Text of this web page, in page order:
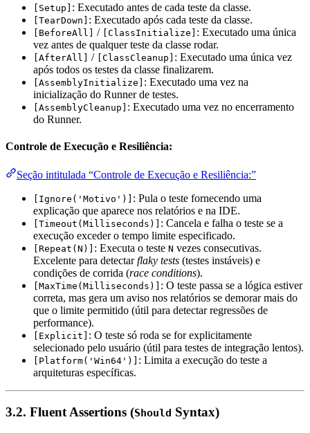
[Setup] : Executado antes de cada teste da classe.
[TearDown] : Executado após cada teste da classe.
[BeforeAll] / [ClassInitialize] : Executado uma única
vez antes de qualquer teste da classe rodar.
[AfterAll] / [ClassCleanup] : Executado uma única vez
após todos os testes da classe finalizarem.
[AssemblyInitialize] : Executado uma vez na
inicialização do Runner de testes.
[AssemblyCleanup] : Executado uma vez no encerramento
do Runner.
Controle de Execução e Resiliência:
Seção intitulada “Controle de Execução e Resiliência:”
[Ignore('Motivo')] : Pula o teste fornecendo uma
explicação que aparece nos relatórios e na IDE.
[Timeout(Milliseconds)] : Cancela e falha o teste se a
execução exceder o tempo limite especificado.
[Repeat(N)] : Executa o teste N vezes consecutivas.
Excelente para detectarflaky tests (testes instáveis) e
condições de corrida (race conditions).
[MaxTime(Milliseconds)] : O teste passa se a lógica estiver
correta, mas gera um aviso nos relatórios se demorar mais do
que o limite permitido (útil para detectar regressões de
performance).
[Explicit] : O teste só roda se for explicitamente
selecionado pelo usuário (útil para testes de integração lentos).
[Platform('Win64')] : Limita a execução do teste a
arquiteturas específicas.
3.2. Fluent Assertions (Should Syntax)